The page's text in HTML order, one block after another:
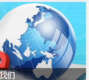
们